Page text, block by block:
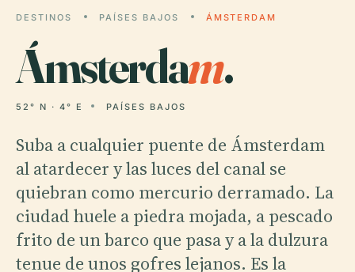
DESTINOS PAÍSES BAJOS ÁMSTERDAM
Ámsterdam.
52° N · 4° E PAÍSES BAJOS
Suba a cualquier puente de Ámsterdam
al atardecer y las luces del canal se
quiebran como mercurio derramado. La
ciudad huele a piedra mojada, a pescado
frito de un barco que pasa y a la dulzura
tenue de unos gofres lejanos. Es la